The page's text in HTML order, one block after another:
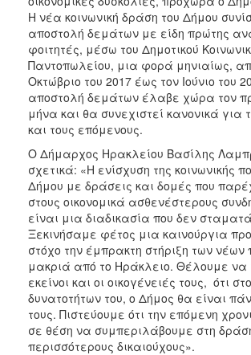
Κέντρο
Κοινότητας
Κοινωνικό
Φαρμακείο
Κοινωνικό
Παντοπωλείο
Ισότητα
των
Φύλων
Υγεία
Αυτόματοι
Απινιδωτές
ΤΟΠΟΣ
Η νέα κοινωνική δράση του Δήμου
αποστολή δεμάτων με είδη πρώτης
φοιτητές, μέσω του Δημοτικού
Παντοπωλείου, μια φορά μηνιαίως,
Οκτώβριο του 2017 έως τον Ιούνιο του
αποστολή δεμάτων έλαβε χώρα τον
μήνα και θα συνεχιστεί κανονικά για
και τους επόμενους.
Ο Δήμαρχος Ηρακλείου Βασίλης
σχετικά: «Η ενίσχυση της κοινωνικής
Δήμου με δράσεις και δομές που
στους οικονομικά ασθενέστερους
είναι μια διαδικασία που δεν
Ξεκινήσαμε φέτος μια καινούργια
στόχο την έμπρακτη στήριξη των νέων
μακριά από το Ηράκλειο. Θέλουμε να
εκείνοι και οι οικογένειές τους, ότι
δυνατοτήτων του, ο Δήμος θα είναι
τους. Πιστεύουμε ότι την επόμενη
σε θέση να συμπεριλάβουμε στη
περισσότερους δικαιούχους».